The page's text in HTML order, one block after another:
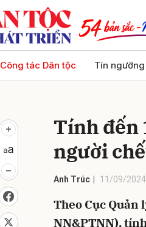
Công tác Dân tộc Tín
Tính đến
người
Anh Trúc 11/09/
Theo Cục Quản
NN&PTNN),